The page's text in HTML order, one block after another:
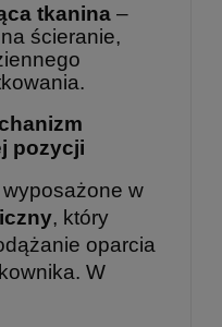
tkanina –
ścieranie,
pozycji
wyposażone w
, który
oparcia
W